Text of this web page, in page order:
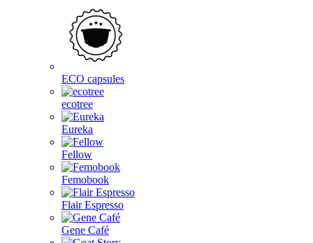
ECO capsules
ecotree
Eureka
Fellow
Femobook
Flair Espresso
Gene Café